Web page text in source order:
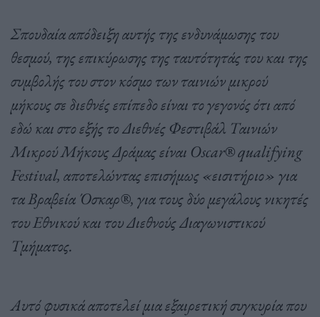
Σπουδαία απόδειξη αυτής της ενδυνάμωσης του
θεσμού, της επικύρωσης της ταυτότητάς του και της
συμβολής του στον κόσμο των ταινιών μικρού
μήκους σε διεθνές επίπεδο είναι το γεγονός ότι από
εδώ και στο εξής το Διεθνές Φεστιβάλ Ταινιών
Μικρού Μήκους Δράμας είναι Oscar® qualifying
Festival, αποτελώντας επισήμως «εισιτήριο» για
τα Βραβεία Όσκαρ®, για τους δύο μεγάλους νικητές
του Εθνικού και του Διεθνούς Διαγωνιστικού
Τμήματος.
Αυτό φυσικά αποτελεί μια εξαιρετική συγκυρία που